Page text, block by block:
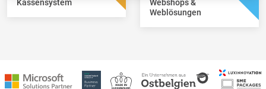
Kassensystem
Webshops &
Weblösungen